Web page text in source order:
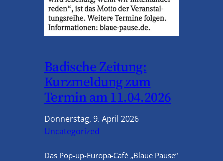
Badische Zeitung:
Kurzmeldung zum
Termin am 11.04.2026
Donnerstag, 9. April 2026
Uncategorized
Das Pop-up-Europa-Café „Blaue Pause“